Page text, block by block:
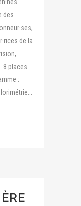
des
de la
8 places.
: